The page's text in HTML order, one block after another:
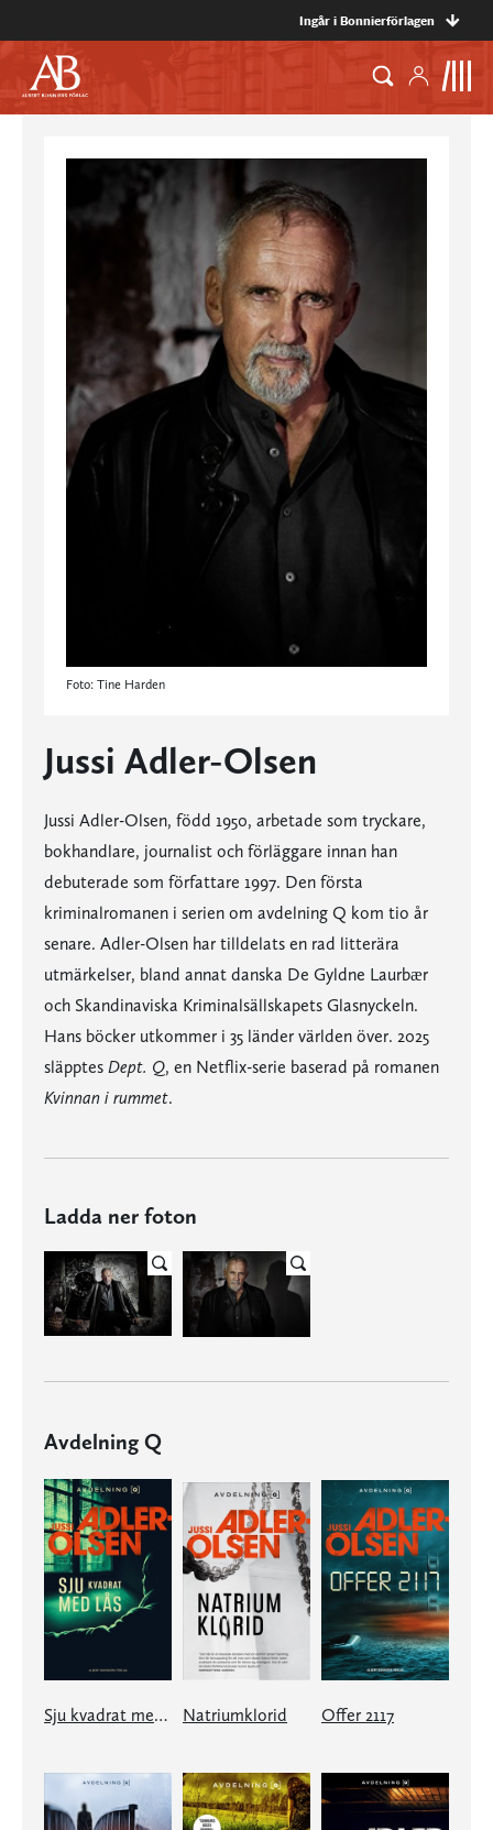
Ingår i Bonnierförlagen
Foto: Tine Harden
Jussi Adler-Olsen
Jussi Adler-Olsen, född 1950, arbetade som tryckare,
bokhandlare, journalist och förläggare innan han
debuterade som författare 1997. Den första
kriminalromanen i serien om avdelning Q kom tio år
senare. Adler-Olsen har tilldelats en rad litterära
utmärkelser, bland annat danska De Gyldne Laurbær
och Skandinaviska Kriminalsällskapets Glasnyckeln.
Hans böcker utkommer i 35 länder världen över. 2025
släpptes Dept. Q, en Netflix-serie baserad på romanen
Kvinnan i rummet.
Ladda ner foton
Avdelning Q
Sju kvadrat med lås Natriumklorid Offer 2117